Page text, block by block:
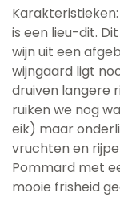
is een lieu-dit.
wijn uit een
wijngaard ligt
druiven langere
ruiken we nog
eik) maar
vruchten en
Pommard met
mooie frisheid